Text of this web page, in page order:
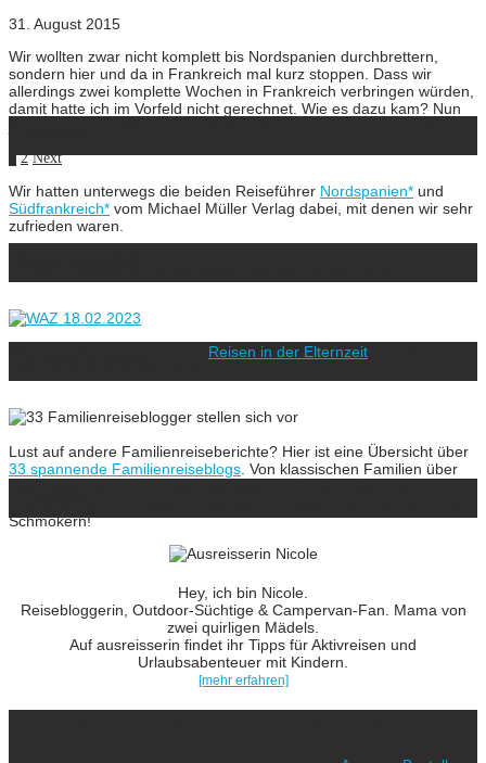
31. August 2015
Wir wollten zwar nicht komplett bis Nordspanien durchbrettern,
sondern hier und da in Frankreich mal kurz stoppen. Dass wir
allerdings zwei komplette Wochen in Frankreich verbringen würden,
damit hatte ich im Vorfeld nicht gerechnet. Wie es dazu kam? Nun
2 Next
Wir hatten unterwegs die beiden Reiseführer Nordspanien* und
Südfrankreich* vom Michael Müller Verlag dabei, mit denen wir sehr
zufrieden waren.
Reisen in der Elternzeit
Lust auf andere Familienreiseberichte? Hier ist eine Übersicht über
33 spannende Familienreiseblogs . Von klassischen Familien über
Schmökern!
Hey, ich bin Nicole.
Reisebloggerin, Outdoor-Süchtige & Campervan-Fan. Mama von
zwei quirligen Mädels.
Auf ausreisserin findet ihr Tipps für Aktivreisen und
Urlaubsabenteuer mit Kindern.
[mehr erfahren]